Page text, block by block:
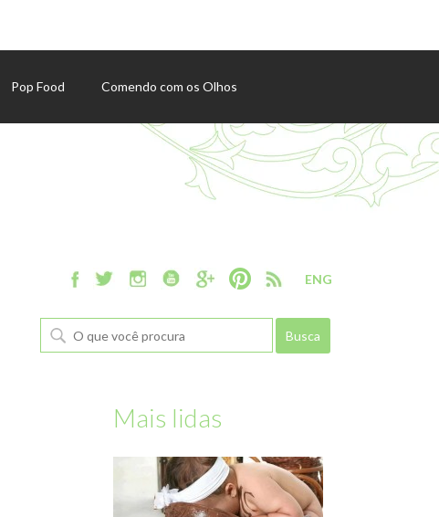
Pop Food Comendo com os Olhos
ENG
Mais lidas